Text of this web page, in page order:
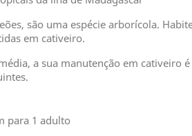
são uma espécie arborícola.
em cativeiro.
a sua manutenção em cativeiro
para 1 adulto